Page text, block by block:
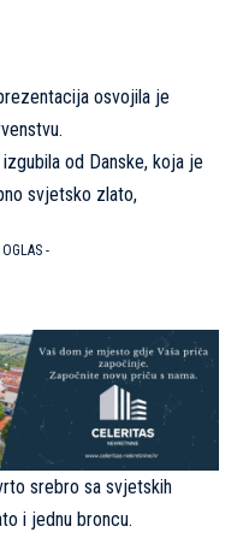
osvojila je
od Danske, koja je
svjetsko zlato,
-
srebro sa svjetskih
i jednu broncu.